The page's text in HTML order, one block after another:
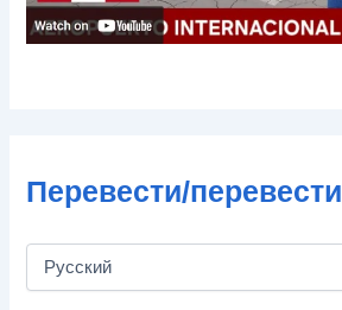
Перевести/перевести